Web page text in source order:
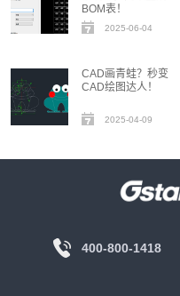
BOM表！
2025-06-04
CAD画青蛙？秒变
CAD绘图达人！
2025-04-09
400-800-1418